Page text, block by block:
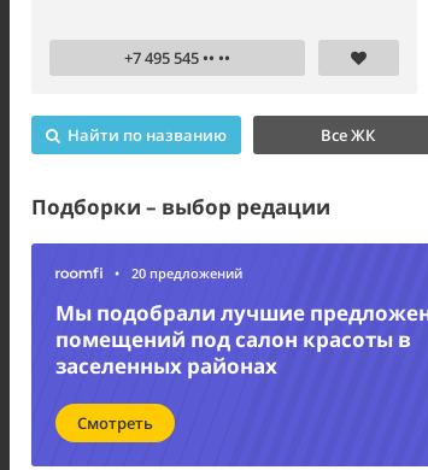
+7 495 545 •• ••
Найти по названию Все ЖК
Подборки – выбор редации
• 20 предложений
Мы подобрали лучшие
помещений под салон красоты в
заселенных районах
Смотреть